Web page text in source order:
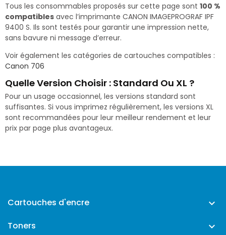
Tous les consommables proposés sur cette page sont 100 %
compatibles avec l’imprimante CANON IMAGEPROGRAF IPF
9400 S. Ils sont testés pour garantir une impression nette,
sans bavure ni message d’erreur.
Voir également les catégories de cartouches compatibles :
Canon 706
Quelle Version Choisir : Standard Ou XL ?
Pour un usage occasionnel, les versions standard sont
suffisantes. Si vous imprimez régulièrement, les versions XL
sont recommandées pour leur meilleur rendement et leur
prix par page plus avantageux.
Cartouches d'encre 
Toners 